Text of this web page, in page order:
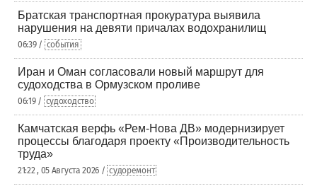
Братская транспортная прокуратура выявила
нарушения на девяти причалах водохранилищ
06:39 / события
Иран и Оман согласовали новый маршрут для
судоходства в Ормузском проливе
06:19 / судоходство
Камчатская верфь «Рем-Нова ДВ» модернизирует
процессы благодаря проекту «Производительность
труда»
21:22 , 05 Августа 2026 / судоремонт